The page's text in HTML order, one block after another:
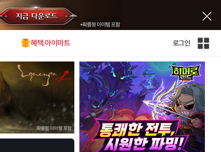
혜택.아이마트 로그인
인
전
이
트
맵